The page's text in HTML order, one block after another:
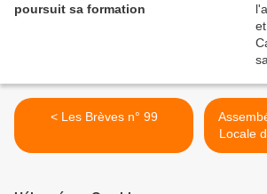
poursuit sa formation
< Les Brèves n° 99
Locale